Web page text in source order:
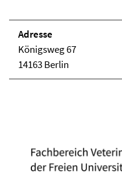
Adresse
Königsweg 67
14163 Berlin